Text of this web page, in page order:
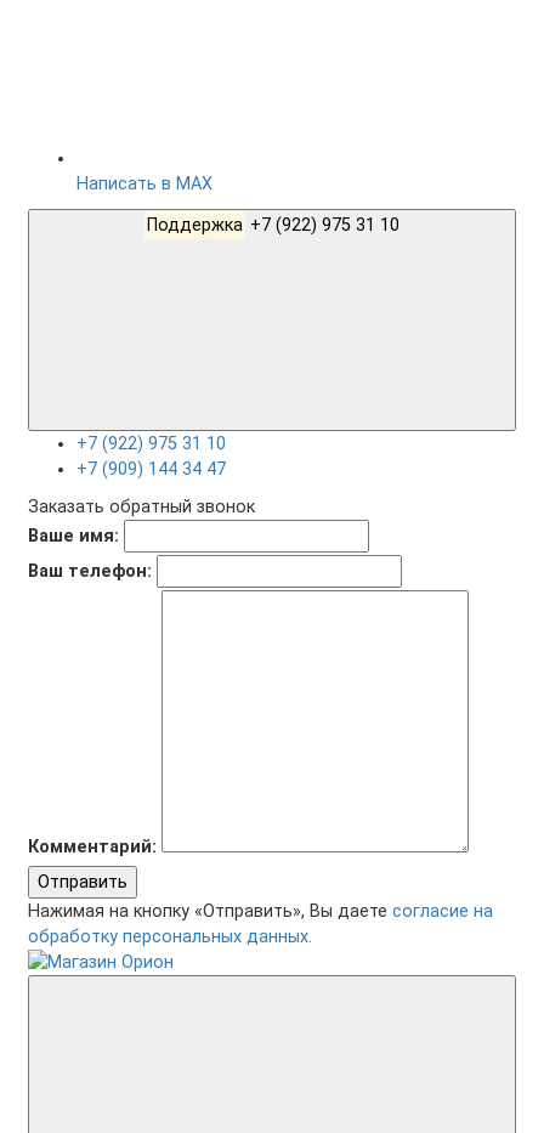
Написать в MAX
Поддержка
+7 (922) 975 31 10
+7 (909) 144 34 47
Заказать обратный звонок
Ваше имя:
Ваш телефон:
Комментарий:
Отправить
Нажимая на кнопку «Отправить», Вы даете согласие на
обработку персональных данных.